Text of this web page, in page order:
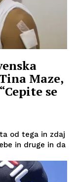
Maze,
se
od tega in zdaj
in druge in da